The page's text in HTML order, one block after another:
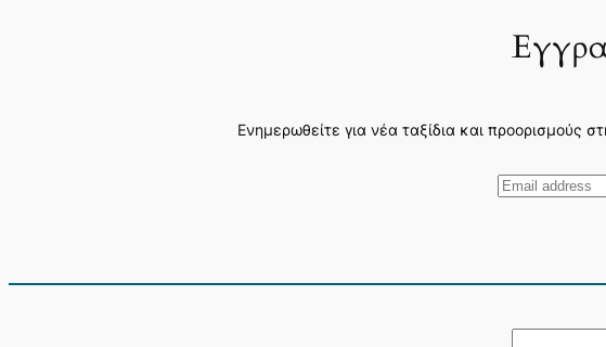
Ενημερωθείτε για νέα ταξίδια και